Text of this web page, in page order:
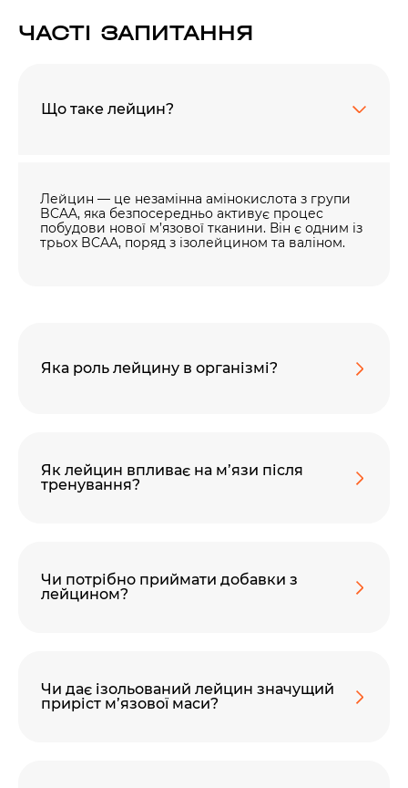
ЧАСТІ ЗАПИТАННЯ
Що таке лейцин?
Лейцин — це незамінна амінокислота з групи
BCAA, яка безпосередньо активує процес
побудови нової м’язової тканини. Він є одним із
трьох BCAA, поряд з ізолейцином та валіном.
Яка роль лейцину в організмі?
Як лейцин впливає на м’язи після
тренування?
Чи потрібно приймати добавки з
лейцином?
Чи дає ізольований лейцин значущий
приріст м’язової маси?